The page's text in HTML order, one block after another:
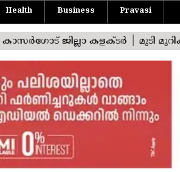
Health Business Pravasi